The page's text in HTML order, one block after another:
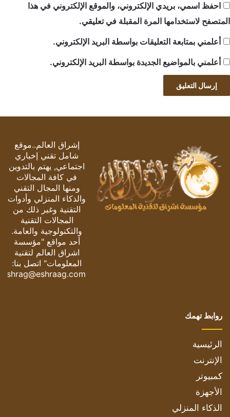
احفظ اسمي، بريدي الإلكتروني، والموقع الإلكتروني في هذا
المتصفح لاستخدامها المرة المقبلة في تعليقي.
أعلمني بمتابعة التعليقات بواسطة البريد الإلكتروني.
أعلمني بالمواضيع الجديدة بواسطة البريد الإلكتروني.
إشراق العالم..موقع
شامل تقني إخباري
اجتماعي, يهتم بالتدوين
في كافة المجالات
ومنها المجال التقني
والذكاء المنزلي وأدوات
التقنية وغير ذلك من
المجالات التقنية
والتكنولوجية والعامة.
أحد مواقع "مؤسسة
اشراق العالم لتقنية
المعلومات" اتصل بنا:
eshrag@eshraag.com
روابط تهمك
الرئيسية
الإنترنت
كمبيوتر
الأجهزة
الذكاء المنزلي